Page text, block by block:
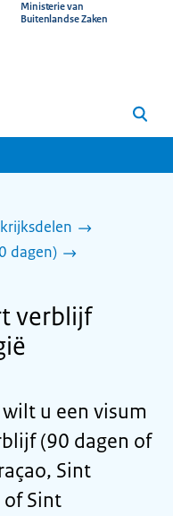
Ministerie van
Buitenlandse Zaken
Zoeken
dagen)
verblijf
u een visum
(90 dagen of
Sint
of Sint